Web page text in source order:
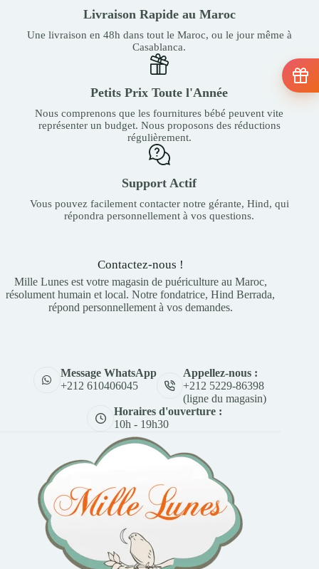
Livraison Rapide au Maroc
Une livraison en 48h dans tout le Maroc, ou le jour même à
Casablanca.
Petits Prix Toute l'Année
Nous comprenons que les fournitures bébé peuvent vite
représenter un budget. Nous proposons des réductions
régulièrement.
Support Actif
Vous pouvez facilement contacter notre gérante, Hind, qui
répondra personnellement à vos questions.
Contactez-nous !
Mille Lunes est votre magasin de puériculture au Maroc,
résolument humain et local. Notre fondatrice, Hind Berrada,
répond personnellement à vos demandes.
Message WhatsApp
+212 610406045
Appellez-nous :
+212 5229-86398
(ligne du magasin)
Horaires d'ouverture :
10h - 19h30